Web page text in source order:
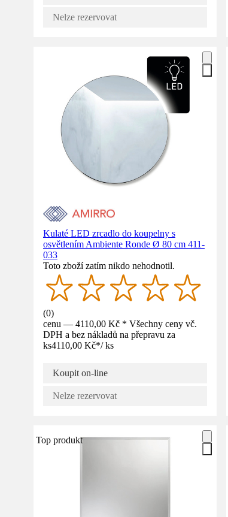
Nelze rezervovat
Kulaté LED zrcadlo do koupelny s
osvětlením Ambiente Ronde Ø 80 cm 411-
033
Toto zboží zatím nikdo nehodnotil.
(0)
cenu — 4110,00 Kč * Všechny ceny vč.
DPH a bez nákladů na přepravu za
ks4110,00 Kč*/ ks
Koupit on-line
Nelze rezervovat
Top produkt